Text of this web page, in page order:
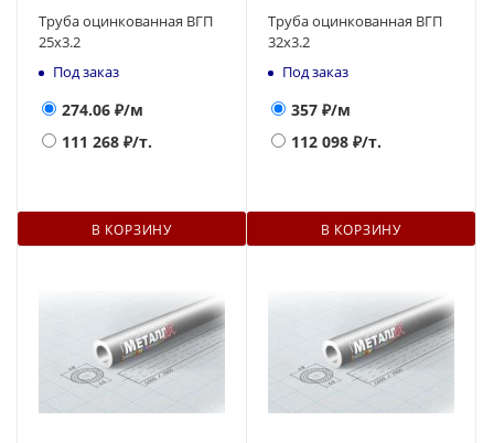
Труба оцинкованная ВГП
25x3.2
Под заказ
274.06 ₽/м
111 268 ₽/т.
В КОРЗИНУ
Труба оцинкованная ВГП
32x3.2
Под заказ
357 ₽/м
112 098 ₽/т.
В КОРЗИНУ